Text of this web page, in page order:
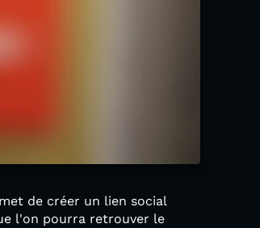
de créer un lien social
l'on pourra retrouver le